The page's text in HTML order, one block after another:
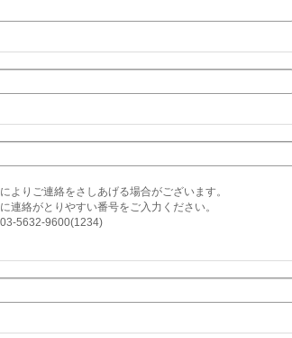
よりご連絡をさしあげる場合がございます。
連絡がとりやすい番号をご入力ください。
5632-9600(1234)